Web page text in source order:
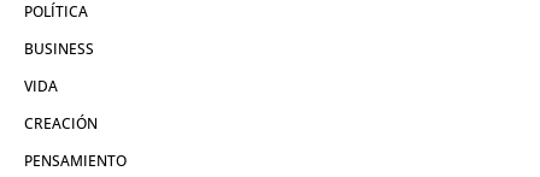
POLÍTICA
BUSINESS
VIDA
CREACIÓN
PENSAMIENTO